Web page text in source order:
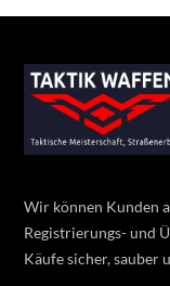
Wir können Kunden
Registrierungs- und
Käufe sicher, sauber